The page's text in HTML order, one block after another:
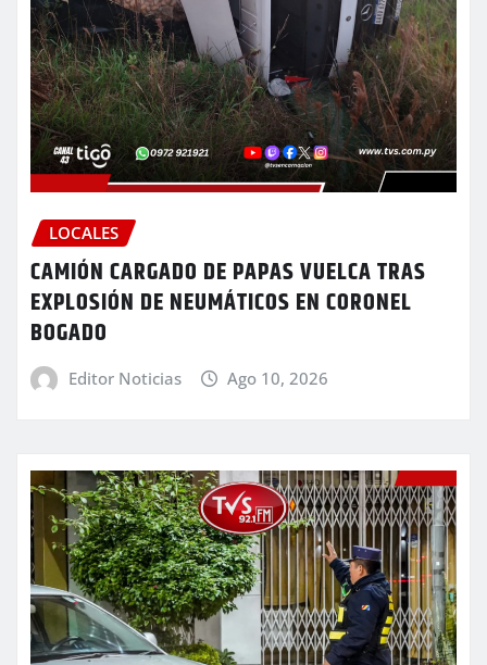
LOCALES
CAMIÓN CARGADO DE PAPAS VUELCA TRAS
EXPLOSIÓN DE NEUMÁTICOS EN CORONEL
BOGADO
Editor Noticias Ago 10, 2026